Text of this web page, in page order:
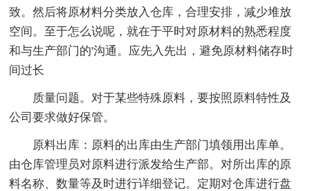
致。然后将原材料分类放入仓库，合理安排，减少堆放
空间。至于怎么说呢，就在于平时对原材料的熟悉程度
和与生产部门的'沟通。应先入先出，避免原材料储存时
间过长
质量问题。对于某些特殊原料，要按照原料特性及
公司要求做好保管。
原料出库：原料的出库由生产部门填领用出库单。
由仓库管理员对原料进行派发给生产部。对所出库的原
料名称、数量等及时进行详细登记。定期对仓库进行盘